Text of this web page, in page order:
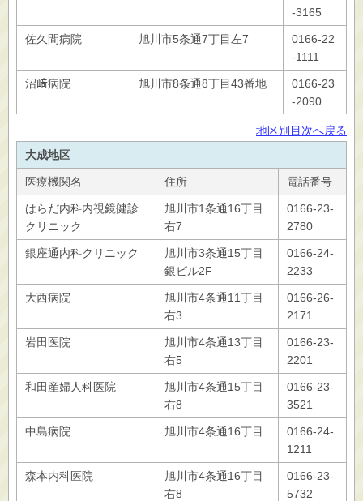
-3165
佐久間病院 旭川市5条通7丁目左7
0166-22
-1111
沼﨑病院 旭川市8条通8丁目43番地
0166-23
-2090
地区別目次へ戻る
大成地区
医療機関名 住所 電話番号
はらだ内科内視鏡健診
クリニック
旭川市1条通16丁目
右7
0166-23-
2780
銀座通内科クリニック
旭川市3条通15丁目
銀ビル2F
0166‐24‐
2233
大西病院
旭川市4条通11丁目
右3
0166-26-
2171
岩田医院
旭川市4条通13丁目
右5
0166-23-
2201
和田産婦人科医院
旭川市4条通15丁目
右8
0166-23-
3521
中島病院 旭川市4条通16丁目
0166-24-
1211
森本内科医院
旭川市4条通16丁目
右8
0166-23-
5732